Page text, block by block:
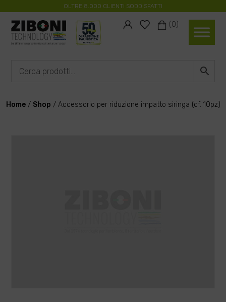
OLTRE 8.000 CLIENTI SODDISFATTI
# # (0)
Home/ Shop / Accessorio per riduzione impatto siringa (cf. 10pz)